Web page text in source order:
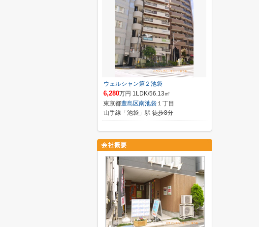
ウェルシャン第２池袋
6,280万円 1LDK/56.13㎡
東京都豊島区南池袋 １丁目
山手線「池袋」駅 徒歩8分